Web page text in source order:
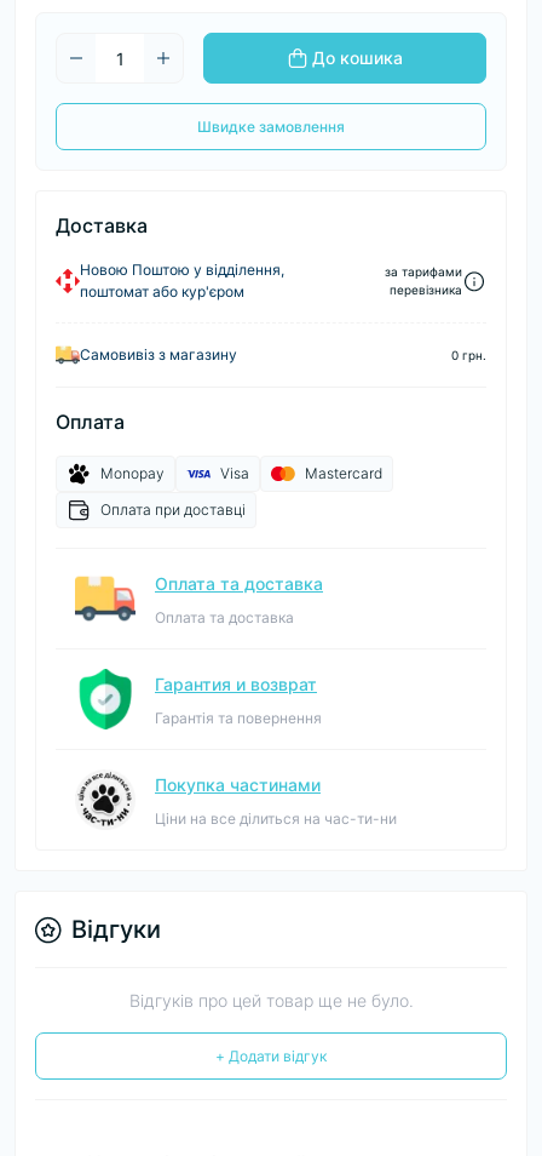
До кошика
Швидке замовлення
Доставка
Новою Поштою у відділення,
поштомат або кур'єром
за тарифами
перевізника
Самовивіз з магазину 0 грн.
Оплата
Monopay Visa
Mastercard
Оплата при доставці
Оплата та доставка
Оплата та доставка
Гарантия и возврат
Гарантія та повернення
Покупка частинами
Ціни на все ділиться на час-ти-ни
Відгуки
Відгуків про цей товар ще не було.
+ Додати відгук